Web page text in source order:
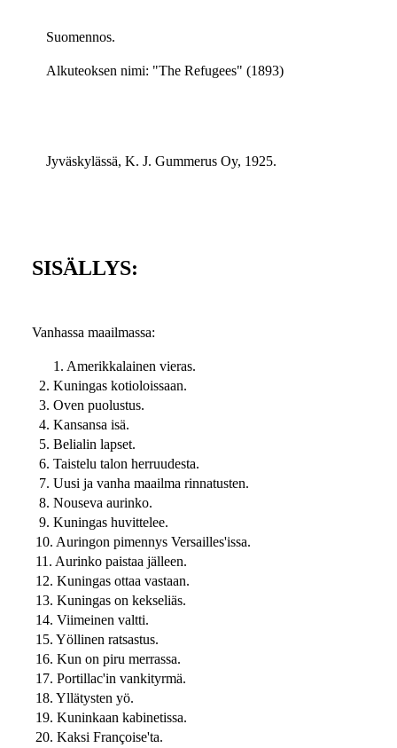
Suomennos.
Alkuteoksen nimi: "The Refugees" (1893)
Jyväskylässä, K. J. Gummerus Oy, 1925.
SISÄLLYS:
Vanhassa maailmassa:
1. Amerikkalainen vieras.
2. Kuningas kotioloissaan.
3. Oven puolustus.
4. Kansansa isä.
5. Belialin lapset.
6. Taistelu talon herruudesta.
7. Uusi ja vanha maailma rinnatusten.
8. Nouseva aurinko.
9. Kuningas huvittelee.
10. Auringon pimennys Versailles'issa.
11. Aurinko paistaa jälleen.
12. Kuningas ottaa vastaan.
13. Kuningas on kekseliäs.
14. Viimeinen valtti.
15. Yöllinen ratsastus.
16. Kun on piru merrassa.
17. Portillac'in vankityrmä.
18. Yllätysten yö.
19. Kuninkaan kabinetissa.
20. Kaksi Françoise'ta.